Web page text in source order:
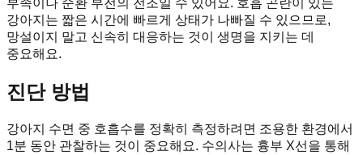
부족이나 순환 부전의 전조일 수 있어요. 호흡 곤란이 있는
강아지는 짧은 시간에 빠르게 상태가 나빠질 수 있으므로,
망설이지 말고 신속히 대응하는 것이 생명을 지키는 데
중요해요.
진단 방법
강아지 수면 중 호흡수를 정확히 측정하려면 조용한 환경에서
1분 동안 관찰하는 것이 중요해요. 수의사는 흉부 X선을 통해